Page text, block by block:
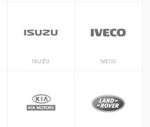
ISUZU IVECO